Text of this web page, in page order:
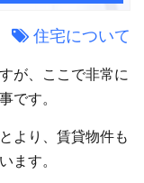
住宅について
が、ここで非常に
です。
より、賃貸物件も
ます。